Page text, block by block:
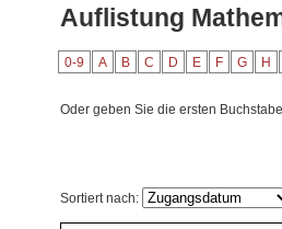
Auflistung
0-9 A B C D E F G H
Oder geben Sie die ersten
Sortiert nach: